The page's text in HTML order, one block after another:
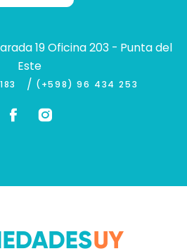
19 Oficina 203 - Punta del
Este
/ (+598) 96 434 253